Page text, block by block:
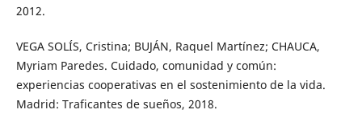
2012.
VEGA SOLÍS, Cristina; BUJÁN, Raquel Martínez; CHAUCA,
Myriam Paredes. Cuidado, comunidad y común:
experiencias cooperativas en el sostenimiento de la vida.
Madrid: Traficantes de sueños, 2018.